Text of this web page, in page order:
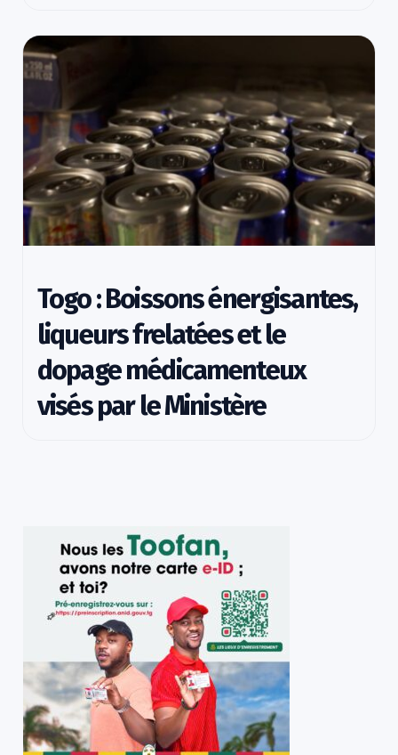
Togo : Boissons énergisantes,
liqueurs frelatées et le
dopage médicamenteux
visés par le Ministère